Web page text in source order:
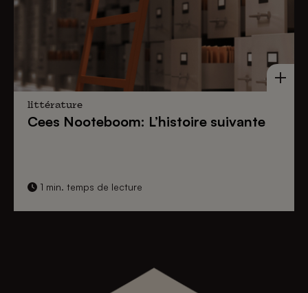
littérature
Cees Nooteboom: L’histoire suivante
1 min. temps de lecture